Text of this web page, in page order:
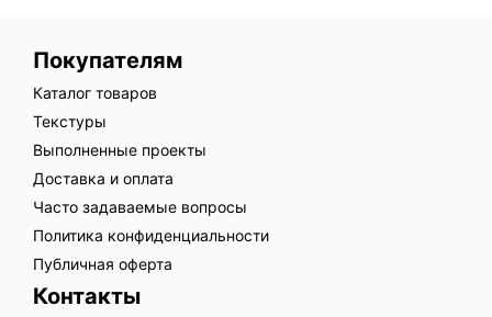
Покупателям
Каталог товаров
Текстуры
Выполненные проекты
Доставка и оплата
Часто задаваемые вопросы
Политика конфиденциальности
Публичная оферта
Контакты